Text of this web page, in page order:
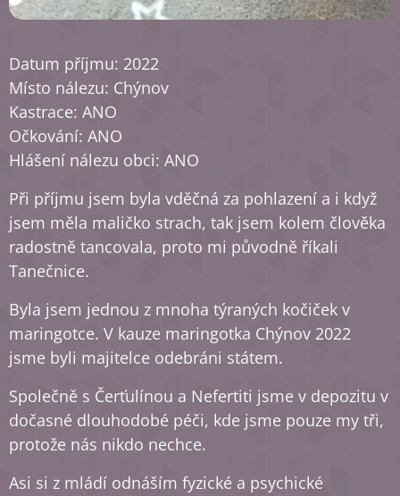
Datum příjmu: 2022
Místo nálezu: Chýnov
Kastrace: ANO
Očkování: ANO
Hlášení nálezu obci: ANO
Při příjmu jsem byla vděčná za pohlazení a i když
jsem měla maličko strach, tak jsem kolem člověka
radostně tancovala, proto mi původně říkali
Tanečnice.
Byla jsem jednou z mnoha týraných kočiček v
maringotce. V kauze maringotka Chýnov 2022
jsme byli majitelce odebráni státem.
Společně s Čerťulínou a Nefertiti jsme v depozitu v
dočasné dlouhodobé péči, kde jsme pouze my tři,
protože nás nikdo nechce.
Asi si z mládí odnáším fyzické a psychické